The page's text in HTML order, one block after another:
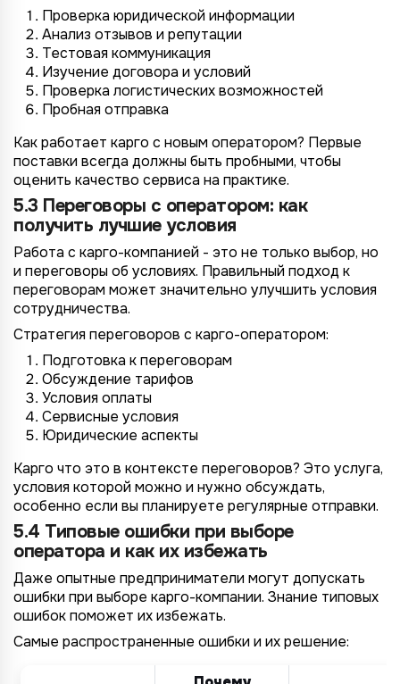
Проверка юридической информации
Анализ отзывов и репутации
Тестовая коммуникация
Изучение договора и условий
Проверка логистических возможностей
Пробная отправка
Как работает карго с новым оператором? Первые
поставки всегда должны быть пробными, чтобы
оценить качество сервиса на практике.
5.3 Переговоры с оператором: как
получить лучшие условия
Работа с карго-компанией - это не только выбор, но
и переговоры об условиях. Правильный подход к
переговорам может значительно улучшить условия
сотрудничества.
Стратегия переговоров с карго-оператором:
Подготовка к переговорам
Обсуждение тарифов
Условия оплаты
Сервисные условия
Юридические аспекты
Карго что это в контексте переговоров? Это услуга,
условия которой можно и нужно обсуждать,
особенно если вы планируете регулярные отправки.
5.4 Типовые ошибки при выборе
оператора и как их избежать
Даже опытные предприниматели могут допускать
ошибки при выборе карго-компании. Знание типовых
ошибок поможет их избежать.
Самые распространенные ошибки и их решение: